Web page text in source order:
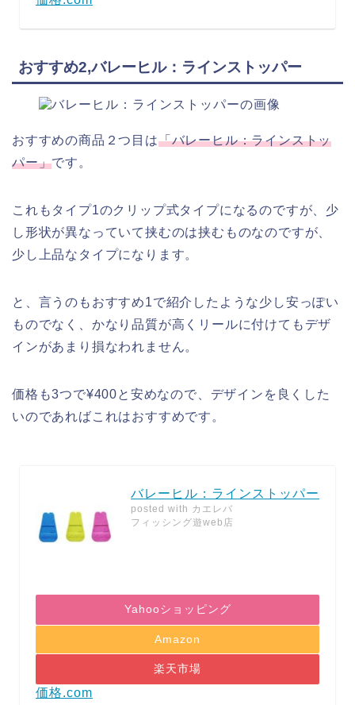
おすすめ2,バレーヒル：ラインストッパー
おすすめの商品２つ目は「バレーヒル：ラインストッ
パー」です。
これもタイプ1のクリップ式タイプになるのですが、少
し形状が異なっていて挟むのは挟むものなのですが、
少し上品なタイプになります。
と、言うのもおすすめ1で紹介したような少し安っぽい
ものでなく、かなり品質が高くリールに付けてもデザ
インがあまり損なわれません。
価格も3つで¥400と安めなので、デザインを良くした
いのであればこれはおすすめです。
バレーヒル：ラインストッパー
posted with カエレバ
フィッシング遊web店
Yahooショッピング
Amazon
楽天市場
価格.com